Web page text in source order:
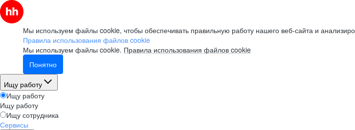
Мы используем файлы cookie, чтобы обеспечивать правильную работу нашего веб-сайта и
Правила использования файлов cookie
Мы используем файлы cookie. Правила использования файлов cookie
Понятно
Ищу работу
Ищу работу
Ищу работу
Ищу сотрудника
Сервисы